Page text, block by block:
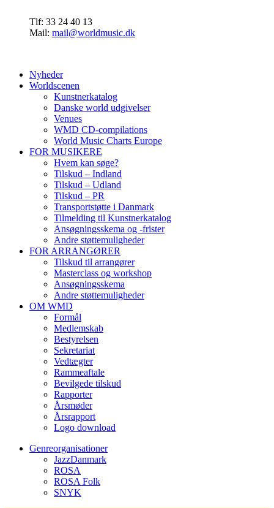
Tlf: 33 24 40 13
Mail: mail@worldmusic.dk
Nyheder
Worldscenen
Kunstnerkatalog
Danske world udgivelser
Venues
WMD CD-compilations
World Music Charts Europe
FOR MUSIKERE
Hvem kan søge?
Tilskud – Indland
Tilskud – Udland
Tilskud – PR
Transportstøtte i Danmark
Tilmelding til Kunstnerkatalog
Ansøgningsskema og -frister
Andre støttemuligheder
FOR ARRANGØRER
Tilskud til arrangører
Masterclass og workshop
Ansøgningsskema
Andre støttemuligheder
OM WMD
Formål
Medlemskab
Bestyrelsen
Sekretariat
Vedtægter
Rammeaftale
Bevilgede tilskud
Rapporter
Årsmøder
Årsrapport
Logo download
Genreorganisationer
JazzDanmark
ROSA
ROSA Folk
SNYK